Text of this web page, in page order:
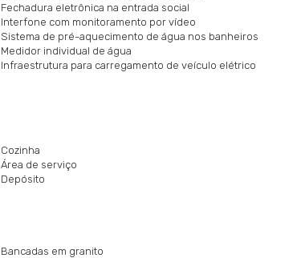
Fechadura eletrônica na entrada social
Interfone com monitoramento por vídeo
Sistema de pré-aquecimento de água nos banheiros
Medidor individual de água
Infraestrutura para carregamento de veículo elétrico
Cozinha
Área de serviço
Depósito
Bancadas em granito